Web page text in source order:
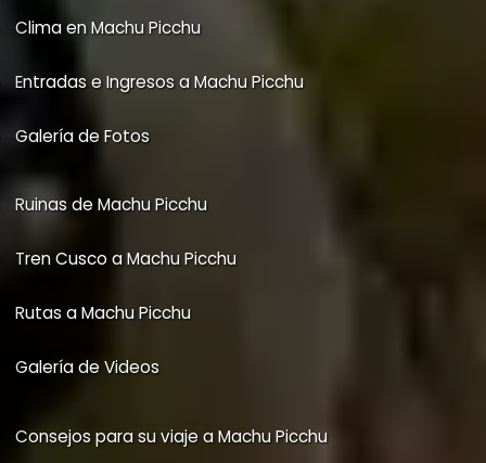
Clima en Machu Picchu
Entradas e Ingresos a Machu Picchu
Galería de Fotos
Ruinas de Machu Picchu
Tren Cusco a Machu Picchu
Rutas a Machu Picchu
Galería de Videos
Consejos para su viaje a Machu Picchu